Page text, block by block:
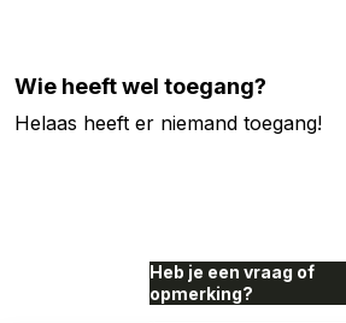
Wie heeft wel toegang?
Helaas heeft er niemand toegang!
Heb je een vraag of
opmerking?